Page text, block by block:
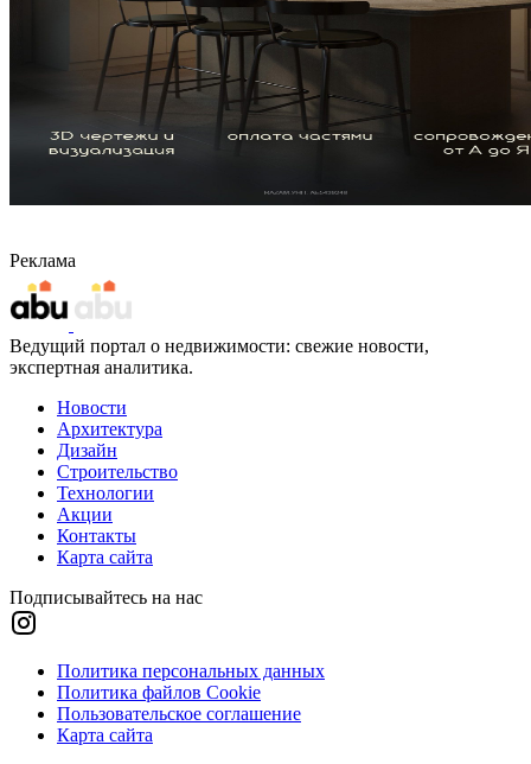
Реклама
Ведущий портал о недвижимости: свежие новости,
экспертная аналитика.
Новости
Архитектура
Дизайн
Строительство
Технологии
Акции
Контакты
Карта сайта
Подписывайтесь на нас
Политика персональных данных
Политика файлов Cookie
Пользовательское соглашение
Карта сайта